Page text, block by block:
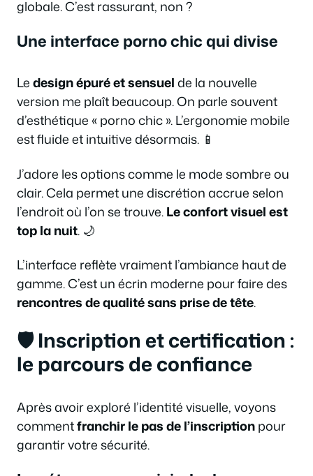
globale. C’est rassurant, non ?
Une interface porno chic qui divise
Ledesign épuré et sensuelde la nouvelle
version me plaît beaucoup. On parle souvent
d’esthétique « porno chic ». L’ergonomie mobile
est fluide et intuitive désormais. 📱
J’adore les options comme le mode sombre ou
clair. Cela permet une discrétion accrue selon
l’endroit où l’on se trouve.Le confort visuel est
top la nuit. 🌙
L’interface reflète vraiment l’ambiance haut de
gamme. C’est un écrin moderne pour faire des
rencontres de qualité sans prise de tête.
🛡️ Inscription et certification :
le parcours de confiance
Après avoir exploré l’identité visuelle, voyons
commentfranchir le pas de l’inscriptionpour
garantir votre sécurité.